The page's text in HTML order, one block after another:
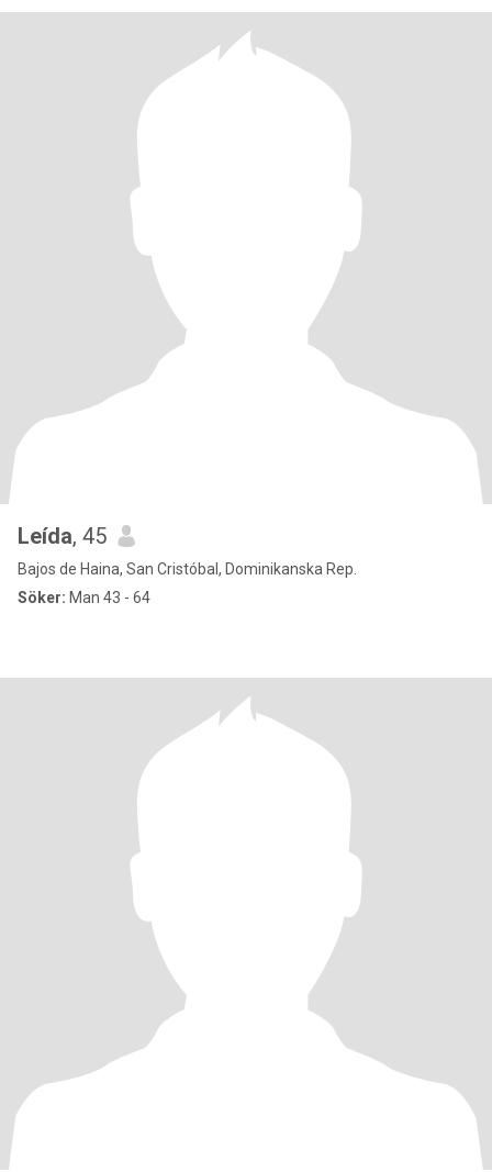
Leída, 45
Bajos de Haina, San Cristóbal, Dominikanska Rep.
Söker: Man 43 - 64